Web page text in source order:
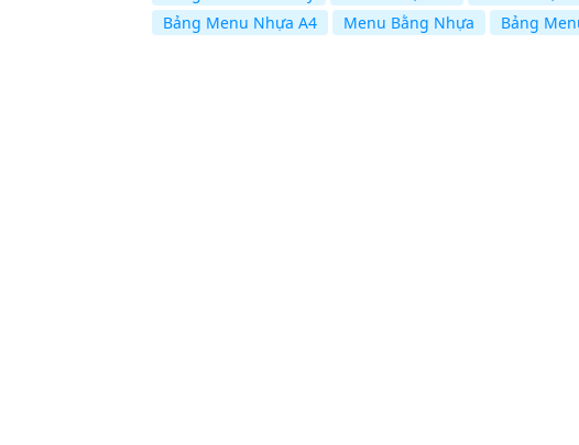
Bảng Menu Nhựa A4
Menu Bằng Nhựa Bảng